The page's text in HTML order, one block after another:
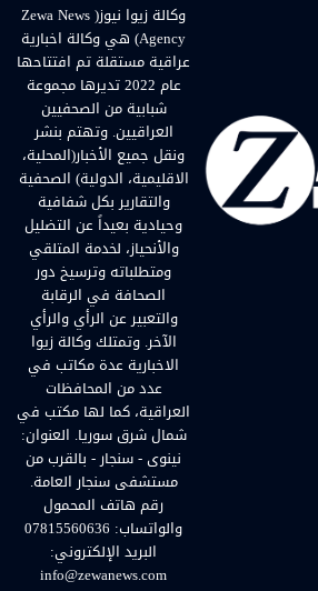
وكالة زيوا نيوز( Zewa News
Agency) هي وكالة اخبارية
عراقية مستقلة تم افتتاحها
عام 2022 تديرها مجموعة
شبابية من الصحفيين
العراقيين. وتهتم بنشر
ونقل جميع الأخبار(المحلية،
الاقليمية، الدولية) الصحفية
والتقارير بكل شفافية
وحيادية بعيداً عن التضليل
والأنحياز، لخدمة المتلقي
ومتطلباته وترسيخ دور
الصحافة في الرقابة
والتعبير عن الرأي والرأي
الآخر. وتمتلك وكالة زيوا
الاخبارية عدة مكاتب في
عدد من المحافظات
العراقية، كما لها مكتب في
شمال شرق سوريا. العنوان:
نينوى - سنجار - بالقرب من
مستشفى سنجار العامة.
رقم هاتف المحمول
والواتساب: 07815560636
البريد الإلكتروني:
info@zewanews.com